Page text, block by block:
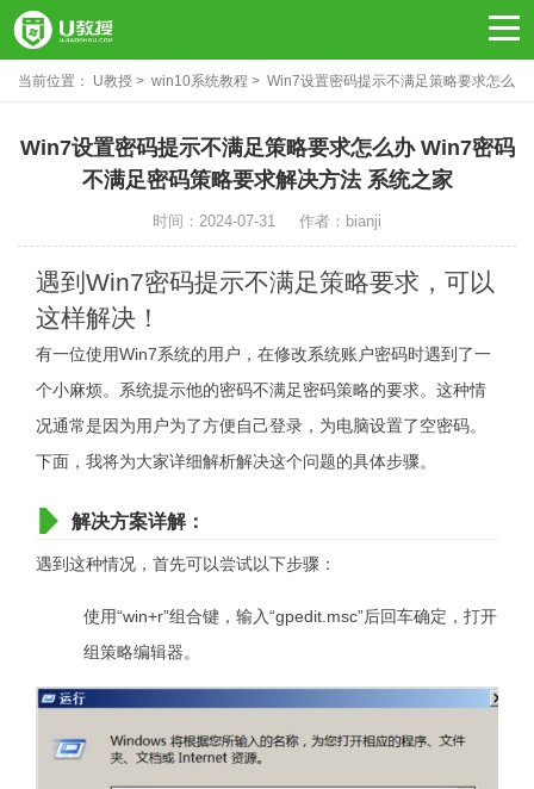
当前位置： U教授 win10系统教程 Win7设置密码提示不满足策略要求怎么
Win7设置密码提示不满足策略要求怎么办 Win7密码
不满足密码策略要求解决方法 系统之家
时间：2024-07-31 作者：bianji
遇到Win7密码提示不满足策略要求，可以
这样解决！
有一位使用Win7系统的用户，在修改系统账户密码时遇到了一
个小麻烦。系统提示他的密码不满足密码策略的要求。这种情
况通常是因为用户为了方便自己登录，为电脑设置了空密码。
下面，我将为大家详细解析解决这个问题的具体步骤。
解决方案详解：
遇到这种情况，首先可以尝试以下步骤：
使用“win+r”组合键，输入“gpedit.msc”后回车确定，打开
组策略编辑器。